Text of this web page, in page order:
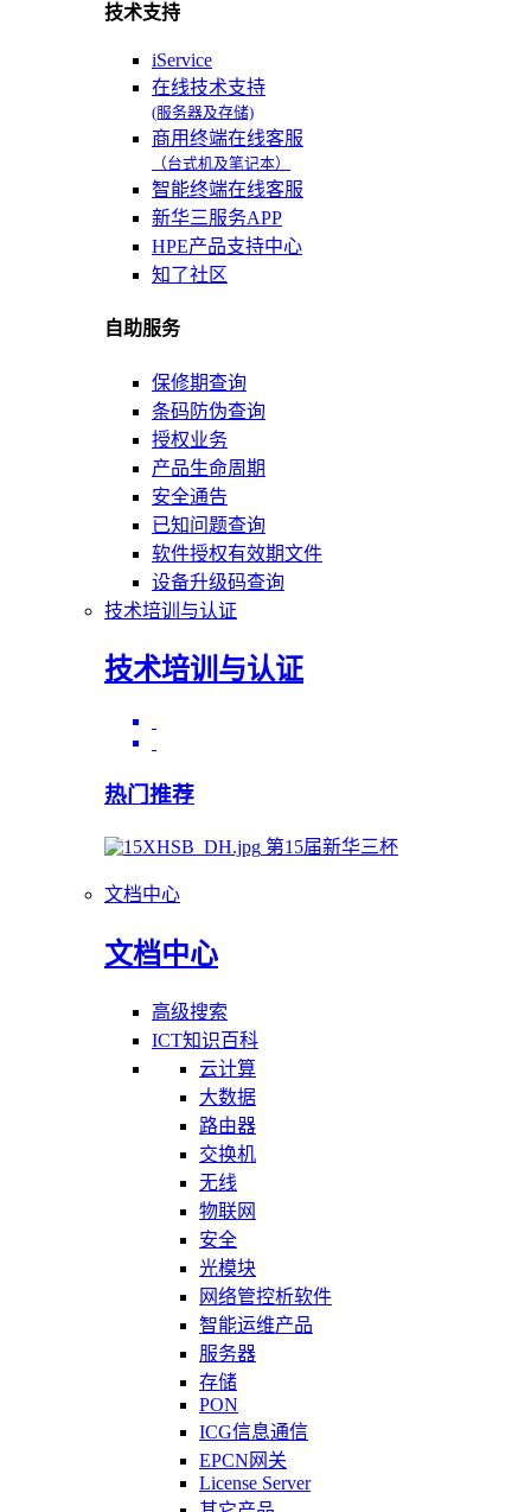
技术支持
iService
在线技术支持
(服务器及存储)
商用终端在线客服
（台式机及笔记本）
智能终端在线客服
新华三服务APP
HPE产品支持中心
知了社区
自助服务
保修期查询
条码防伪查询
授权业务
产品生命周期
安全通告
已知问题查询
软件授权有效期文件
设备升级码查询
技术培训与认证
技术培训与认证
热门推荐
第15届新华三杯
文档中心
文档中心
高级搜索
ICT知识百科
云计算
大数据
路由器
交换机
无线
物联网
安全
光模块
网络管控析软件
智能运维产品
服务器
存储
PON
ICG信息通信
EPCN网关
License Server